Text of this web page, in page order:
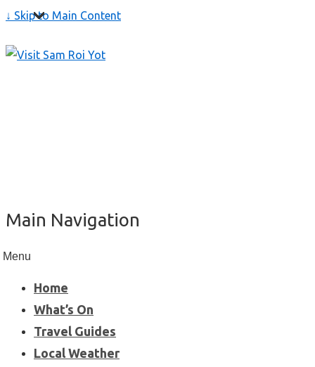
↓ Skip to Main Content
Main Navigation
Menu
Home
What’s On
Travel Guides
Local Weather